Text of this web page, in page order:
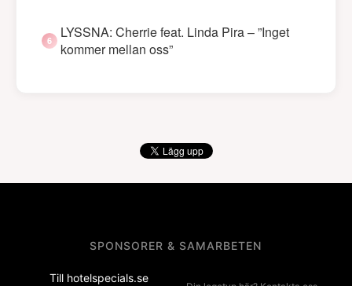
LYSSNA: Cherrie feat. Linda Pira – ”Inget
kommer mellan oss”
SPONSORER & SAMARBETEN
Till hotelspecials.se